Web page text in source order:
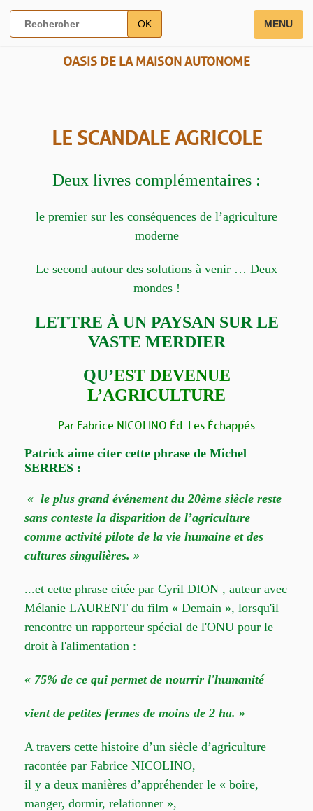
OASIS DE LA MAISON AUTONOME
MENU
LE SCANDALE AGRICOLE
Deux livres complémentaires :
le premier sur les conséquences de l’agriculture
moderne
Le second autour des solutions à venir … Deux
mondes !
LETTRE À UN PAYSAN SUR LE
VASTE MERDIER
QU’EST DEVENUE
L’AGRICULTURE
Par Fabrice NICOLINO Éd: Les Échappés
Patrick aime citer cette phrase de Michel
SERRES :
« le plus grand événement du 20ème siècle reste
sans conteste la disparition de l’agriculture
comme activité pilote de la vie humaine et des
cultures singulières. »
...et cette phrase citée par Cyril DION , auteur avec
Mélanie LAURENT du film « Demain », lorsqu'il
rencontre un rapporteur spécial de l'ONU pour le
droit à l'alimentation :
« 75% de ce qui permet de nourrir l'humanité
vient de petites fermes de moins de 2 ha. »
A travers cette histoire d’un siècle d’agriculture
racontée par Fabrice NICOLINO,
il y a deux manières d’appréhender le « boire,
manger, dormir, relationner »,
OK